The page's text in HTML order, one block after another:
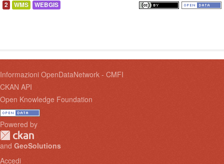
2 WMS WEBGIS
Informazioni OpenDataNetwork - CMFI
CKAN API
Open Knowledge Foundation
Powered by
and GeoSolutions
Accedi